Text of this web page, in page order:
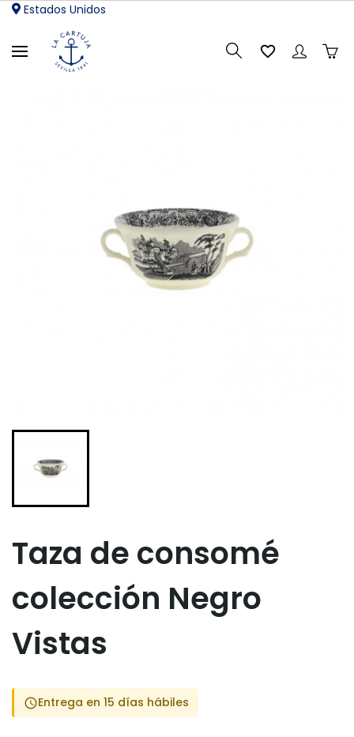
Estados Unidos

Taza de consomé
colección Negro
Vistas
scheduleEntrega en 15 días hábiles